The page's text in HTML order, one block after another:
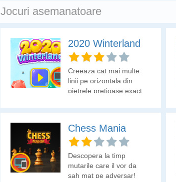
Jocuri asemanatoare
2020 Winterland
Creeaza cat mai multe
linii pe orizontala din
pietrele pretioase exact
Chess Mania
Descopera la timp
mutarile care il vor da
sah mat pe adversar!